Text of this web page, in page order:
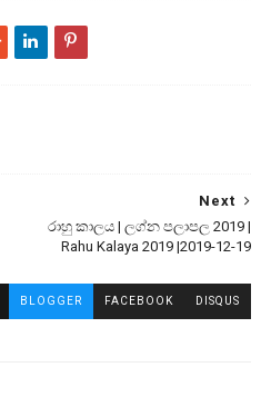
Next
රාහු කාලය | ලග්න පලාපල 2019 |
Rahu Kalaya 2019 |2019-12-19
BLOGGER FACEBOOK DISQUS